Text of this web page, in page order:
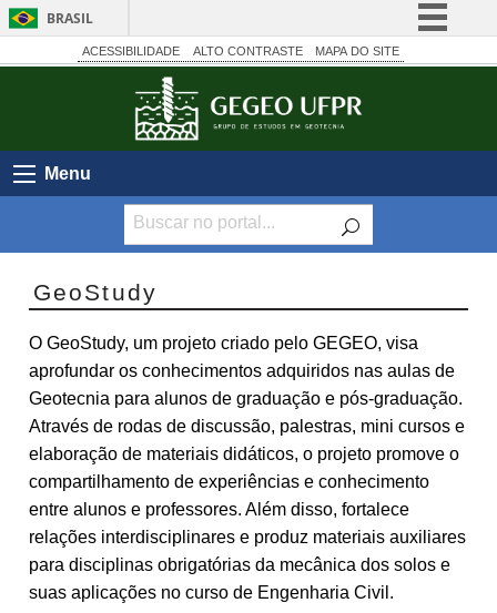
BRASIL
Simplifique!
Participe
Legislação
Canais
ACESSIBILIDADE ALTO CONTRASTE MAPA DO SITE
Menu
GeoStudy
O GeoStudy, um projeto criado pelo GEGEO, visa
aprofundar os conhecimentos adquiridos nas aulas de
Geotecnia para alunos de graduação e pós-graduação.
Através de rodas de discussão, palestras, mini cursos e
elaboração de materiais didáticos, o projeto promove o
compartilhamento de experiências e conhecimento
entre alunos e professores. Além disso, fortalece
relações interdisciplinares e produz materiais auxiliares
para disciplinas obrigatórias da mecânica dos solos e
suas aplicações no curso de Engenharia Civil.